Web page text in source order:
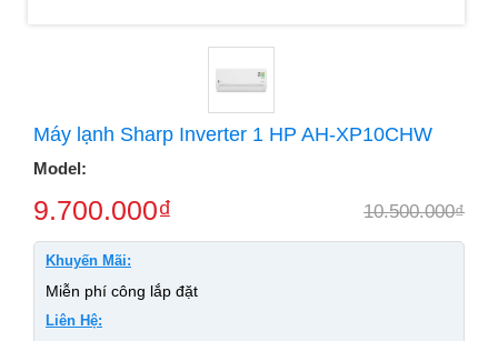
Máy lạnh Sharp Inverter 1 HP AH-XP10CHW
Model:
9.700.000₫ 10.500.000₫
Khuyến Mãi:
Miễn phí công lắp đặt
Liên Hệ: